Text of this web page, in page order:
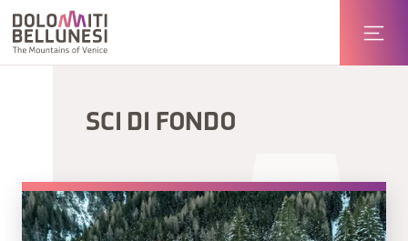
SCI DI FONDO